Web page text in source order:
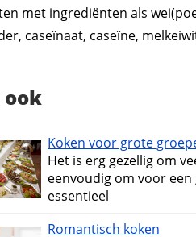
met ingrediënten als
caseïnaat, caseïne,
ook
Koken voor grote
Het is erg gezellig om
eenvoudig om voor
essentieel
Romantisch koken